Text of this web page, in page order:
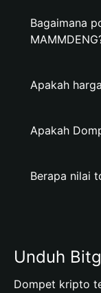
Bagaimana
Apakah
Apakah
Berapa nilai
Unduh
Dompet kripto